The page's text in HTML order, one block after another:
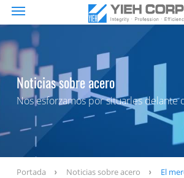
Noticias sobre acero
Nos esforzamos por situarles delante
Portada Noticias sobre acero
El